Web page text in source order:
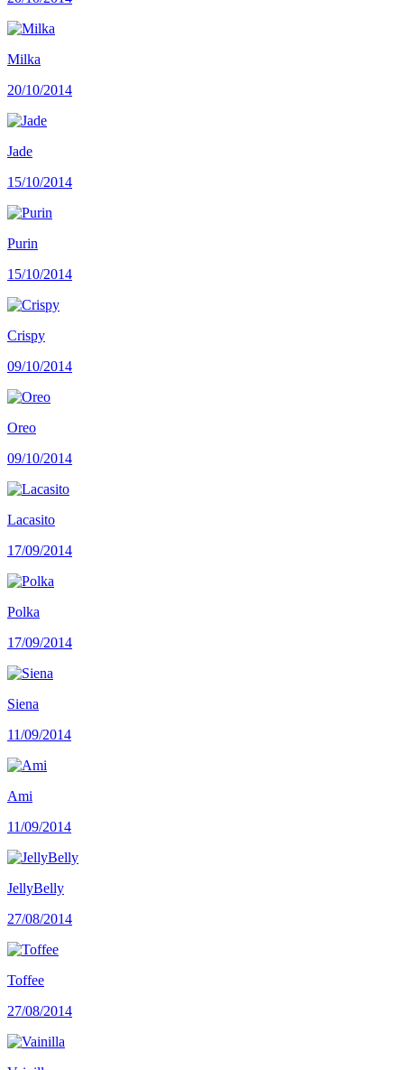
Milka
20/10/2014
Jade
15/10/2014
Purin
15/10/2014
Crispy
09/10/2014
Oreo
09/10/2014
Lacasito
17/09/2014
Polka
17/09/2014
Siena
11/09/2014
Ami
11/09/2014
JellyBelly
27/08/2014
Toffee
27/08/2014